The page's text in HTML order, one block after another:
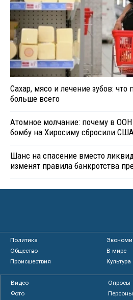
Сахар, мясо и лечение зубов:
больше всего
Атомное молчание: почему в
бомбу на Хиросиму сбросили США
Шанс на спасение вместо
изменят правила банкротства
Политика
Общество
В мире
Происшествия
Культура
Видео
Опросы
Фото
Персоны